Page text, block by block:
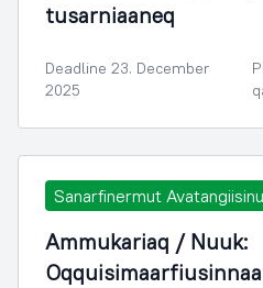
tusarniaaneq
Deadline 23. December
2025
Sanarfinermut
Ammukariaq / Nuuk: